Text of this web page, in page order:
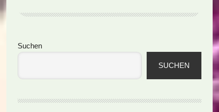
Seitenspalte
Suchen
SUCHEN